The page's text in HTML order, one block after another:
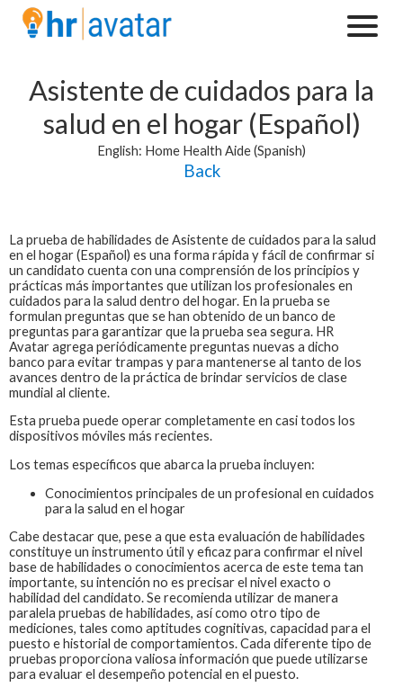
Asistente de cuidados para la
salud en el hogar (Español)
English: Home Health Aide (Spanish)
Back
La prueba de habilidades deAsistente de cuidados para la salud
en el hogar (Español) es una forma rápida y fácil de confirmar si
un candidato cuenta con una comprensión de los principios y
prácticas más importantes que utilizan los profesionales en
cuidados para la salud dentro del hogar. En la prueba se
formulan preguntas que se han obtenido de un banco de
preguntas para garantizar que la prueba sea segura. HR
Avatar agrega periódicamente preguntas nuevas a dicho
banco para evitar trampas y para mantenerse al tanto de los
avances dentro de la práctica de brindar servicios de clase
mundial al cliente.
Esta prueba puede operar completamente en casi todos los
dispositivos móviles más recientes.
Los temas específicos que abarca la prueba incluyen:
Conocimientos principales de un profesional en cuidados
para la salud en el hogar
Cabe destacar que, pese a que esta evaluación de habilidades
constituye un instrumento útil y eficaz para confirmar el nivel
base de habilidades o conocimientos acerca de este tema tan
importante, su intención no es precisar el nivel exacto o
habilidad del candidato. Se recomienda utilizar de manera
paralela pruebas de habilidades, así como otro tipo de
mediciones, tales como aptitudes cognitivas, capacidad para el
puesto e historial de comportamientos. Cada diferente tipo de
pruebas proporciona valiosa información que puede utilizarse
para evaluar el desempeño potencial en el puesto.